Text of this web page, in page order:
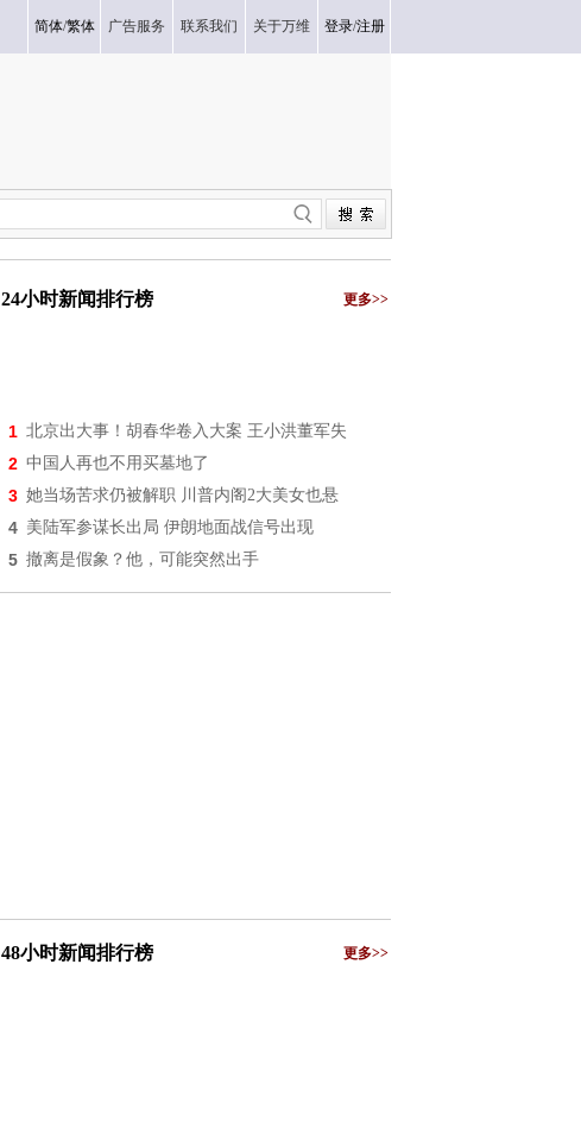
简体/繁体 广告服务 联系我们 关于万维 登录/注册
24小时新闻排行榜 更多>>
1 北京出大事！胡春华卷入大案 王小洪董军失
2 中国人再也不用买墓地了
3 她当场苦求仍被解职 川普内阁2大美女也悬
4 美陆军参谋长出局 伊朗地面战信号出现
5 撤离是假象？他，可能突然出手
48小时新闻排行榜 更多>>